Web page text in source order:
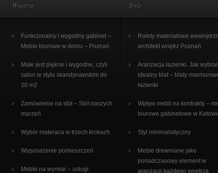
Wnętrze
Funkcjonalny i wygodny gabinet –
Meble biurowe w domu – Poznań
Małe jest piękne i wygodne, czyli
salon w stylu skandynawskim do
20 m2
Zamówienie na stół – Stół naszych
marzeń
Wybór materaca w trzech krokach
Wyposażenie pomieszczeń
Meble na wymiar – usługi
Style
Rolety materiałowe
architekt wnętrz Poznań
Aranżacja łazienki. Jak
idealny blat – blaty
łazienki
Wpływ mebli na kontrakty –
biurowe gabinetowe w
Styl minimalistyczny
Meble drewniane jako
ponadczasowy element w
aranżacji każdego wnętrza